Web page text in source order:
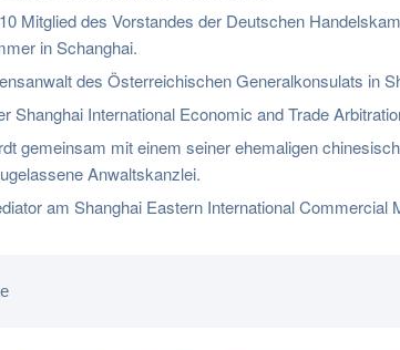
Mitglied des Vorstandes der Deutschen
in Schanghai.
des Österreichischen Generalkonsulats in
Shanghai International Economic and Trade
gemeinsam mit einem seiner ehemaligen
Anwaltskanzlei.
am Shanghai Eastern International Commercial